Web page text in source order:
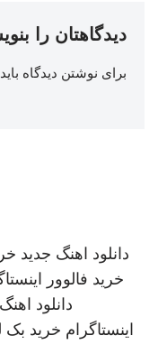
دیدگاهتان را
برای نوشتن دیدگاه باید
دانلود اهنگ جدید
خرید فالوور
دانلود
اینستاگرام خرید بک